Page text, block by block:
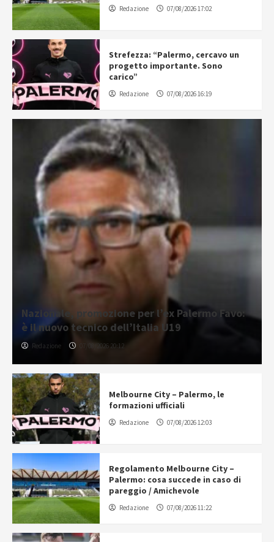
Redazione 07/08/2026 17:02
Strefezza: “Palermo, cercavo un
progetto importante. Sono
carico”
Redazione 07/08/2026 16:19
Nazionale, promozione per l’ex Palermo Favo:
è il nuovo tecnico dell’Italia U19
Redazione 07/08/2026 20:12
Melbourne City – Palermo, le
formazioni ufficiali
Redazione 07/08/2026 12:03
Regolamento Melbourne City –
Palermo: cosa succede in caso di
pareggio / Amichevole
Redazione 07/08/2026 11:22